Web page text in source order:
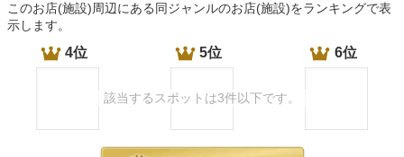
このお店(施設)周辺にある同ジャンルのお店(施設)をランキングで表
示します。
4位 5位 6位
該当するスポットは3件以下です。